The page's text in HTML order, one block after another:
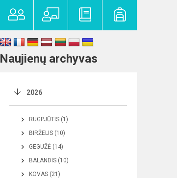
Naujienų archyvas
2026
RUGPJŪTIS (1)
BIRŽELIS (10)
GEGUŽĖ (14)
BALANDIS (10)
KOVAS (21)